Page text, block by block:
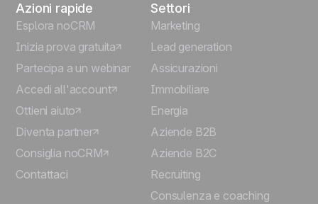
Azioni rapide
Esplora noCRM
Inizia prova gratuita
Partecipa a un webinar
Accedi all'account
Ottieni aiuto
Diventa partner
Consiglia noCRM
Contattaci
Settori
Marketing
Lead generation
Assicurazioni
Immobiliare
Energia
Aziende B2B
Aziende B2C
Recruiting
Consulenza e coaching